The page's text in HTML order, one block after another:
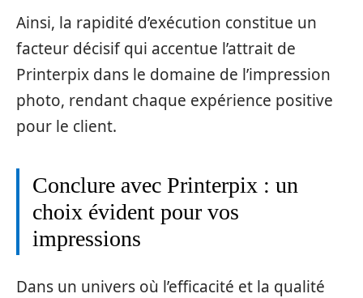
Ainsi, la rapidité d’exécution constitue un
facteur décisif qui accentue l’attrait de
Printerpix dans le domaine de l’impression
photo, rendant chaque expérience positive
pour le client.
Conclure avec Printerpix : un
choix évident pour vos
impressions
Dans un univers où l’efficacité et la qualité